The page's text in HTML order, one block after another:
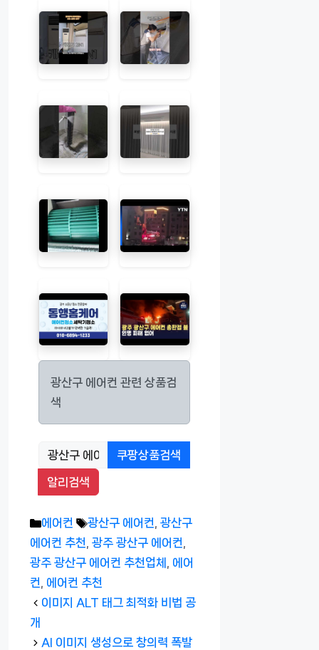
광산구 에어컨 관련 상품검
색
쿠팡상품검색
알리검색
카
테
고
리
에어컨
태
그
광산구 에어컨 광산구
에어컨 추천 광주 광산구 에어컨
광주 광산구 에어컨 추천업체
에어
컨
에어컨 추천
이미지 ALT 태그 최적화 비법 공
개
AI 이미지 생성으로 창의력 폭발